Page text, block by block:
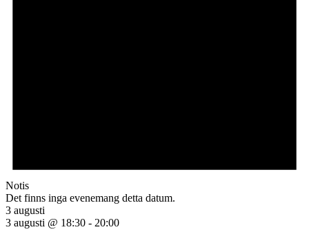
Notis
Det finns inga evenemang detta datum.
3 augusti
3 augusti @ 18:30 - 20:00